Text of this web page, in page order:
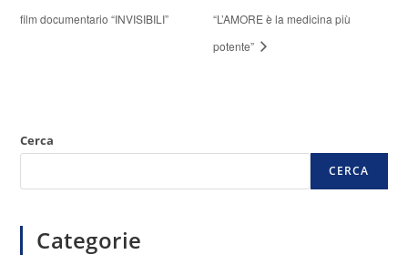
film documentario “INVISIBILI”
“L’AMORE è la medicina più
potente”
Cerca
CERCA
Categorie